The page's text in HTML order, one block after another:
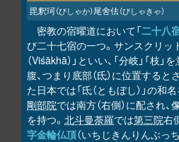
毘釈珂（びしゃか）尾舍佉（びしゃきゃ）
密教の宿曜道において「二十八
び二十七宿の一つ。サンスクリッ
（Viśākhā）」といい、「分岐」「枝
腹、つまり底部（氐）に位置する
た日本では「氐（ともぼし）」の和
剛部院では南方（右側）に配され、
を持つ。 北斗曼荼羅では第三院右
字金輪仏頂（いちじきんりんぶっち